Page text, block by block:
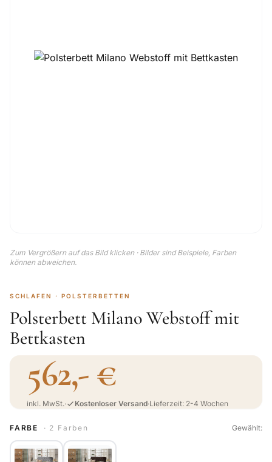
Zum Vergrößern auf das Bild klicken · Bilder sind Beispiele, Farben
können abweichen.
SCHLAFEN · POLSTERBETTEN
Polsterbett Milano Webstoff mit
Bettkasten
562,- €
inkl. MwSt.· Kostenloser Versand·Lieferzeit: 2-4 Wochen
FARBE · 2 Farben Gewählt: